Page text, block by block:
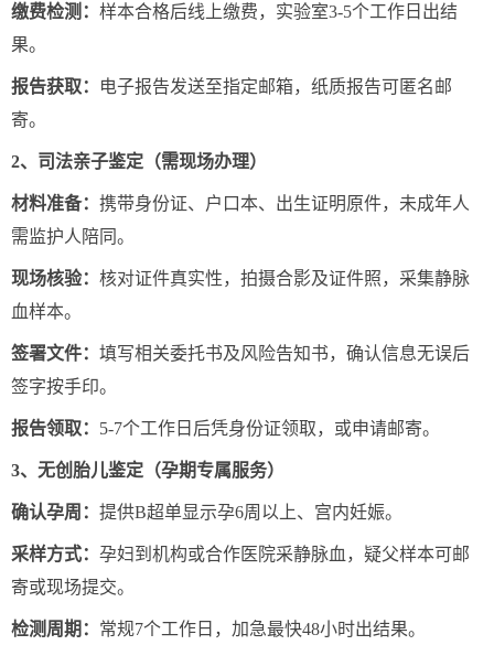
缴费检测： 样本合格后线上缴费，实验室3-5个工作日出结
果。
报告获取：
电子报告发送至指定邮箱，纸质报告可匿名邮
寄。
2、司法亲子鉴定（需现场办理）
材料准备： 携带身份证、户口本、出生证明原件，未成年人
需监护人陪同。
现场核验： 核对证件真实性，拍摄合影及证件照，采集静脉
血样本。
签署文件： 填写相关委托书及风险告知书，确认信息无误后
签字按手印。
报告领取： 5-7个工作日后凭身份证领取，或申请邮寄。
3、无创胎儿鉴定（孕期专属服务）
确认孕周： 提供B超单显示孕6周以上、宫内妊娠。
采样方式： 孕妇到机构或合作医院采静脉血，疑父样本可邮
寄或现场提交。
检测周期： 常规7个工作日，加急最快48小时出结果。